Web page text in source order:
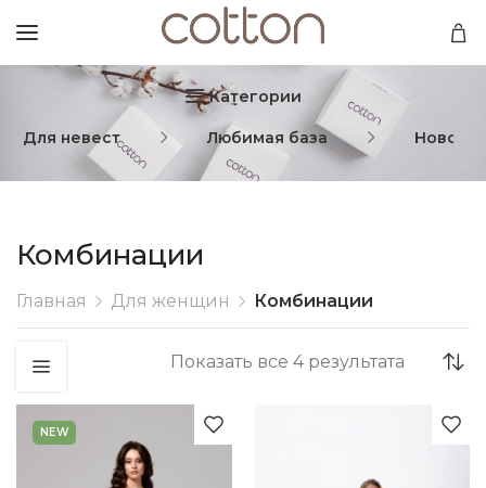
Категории
Для невест Любимая база
Комбинации
Главная Для женщин Комбинации
Показать все 4 результата
NEW